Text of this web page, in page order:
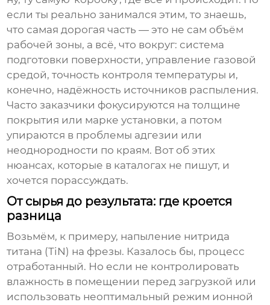
если ты реально занимался этим, то знаешь,
что самая дорогая часть — это не сам объём
рабочей зоны, а всё, что вокруг: система
подготовки поверхности, управление газовой
средой, точность контроля температуры и,
конечно, надёжность источников распыления.
Часто заказчики фокусируются на толщине
покрытия или марке установки, а потом
упираются в проблемы адгезии или
неоднородности по краям. Вот об этих
нюансах, которые в каталогах не пишут, и
хочется порассуждать.
От сырья до результата: где кроется
разница
Возьмём, к примеру, напыление нитрида
титана (TiN) на фрезы. Казалось бы, процесс
отработанный. Но если не контролировать
влажность в помещении перед загрузкой или
использовать неоптимальный режим ионной